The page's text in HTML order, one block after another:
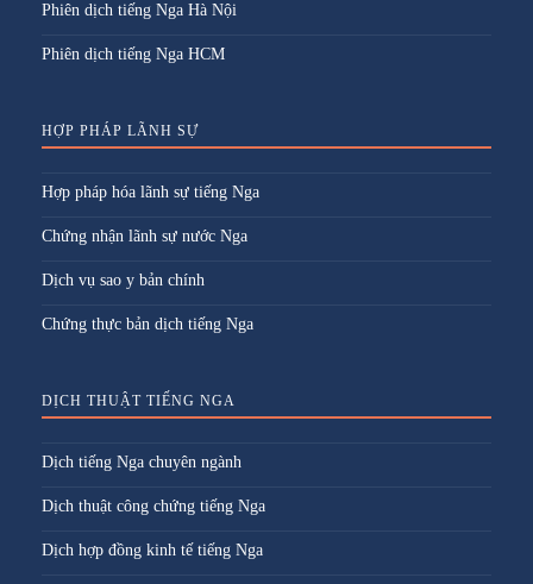
Phiên dịch tiếng Nga Hà Nội
Phiên dịch tiếng Nga HCM
HỢP PHÁP LÃNH SỰ
Hợp pháp hóa lãnh sự tiếng Nga
Chứng nhận lãnh sự nước Nga
Dịch vụ sao y bản chính
Chứng thực bản dịch tiếng Nga
DỊCH THUẬT TIẾNG NGA
Dịch tiếng Nga chuyên ngành
Dịch thuật công chứng tiếng Nga
Dịch hợp đồng kinh tế tiếng Nga